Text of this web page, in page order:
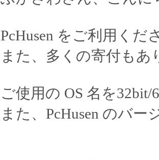
PcHusen をご利用く
また、多くの寄付も
ご使用の OS 名を
また、PcHusen のバ